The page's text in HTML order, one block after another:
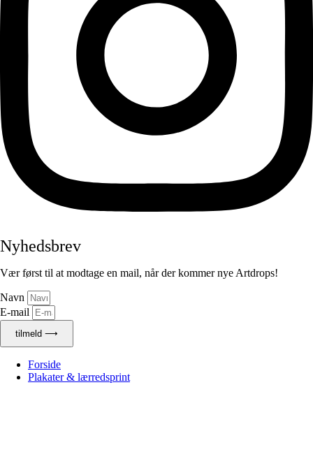
Nyhedsbrev
Vær først til at modtage en mail, når der kommer nye Artdrops!
Navn
E-mail
tilmeld ⟶
Forside
Plakater & lærredsprint